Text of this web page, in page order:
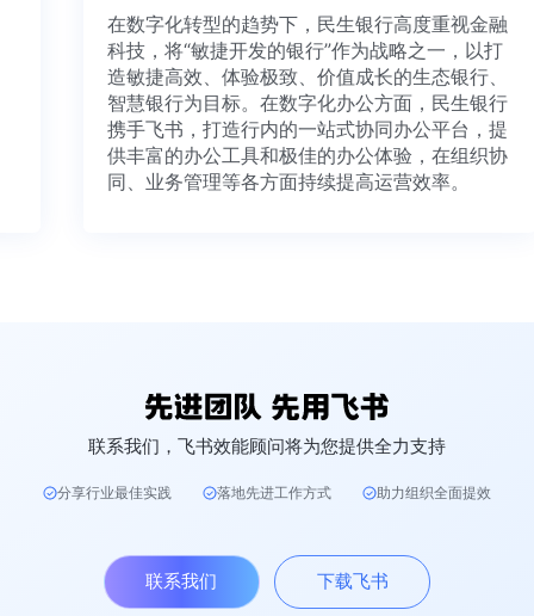
在数字化转型的趋势下，民生银行高度重视金融
科技，将“敏捷开发的银行”作为战略之一，以打
造敏捷高效、体验极致、价值成长的生态银行、
智慧银行为目标。在数字化办公方面，民生银行
携手飞书，打造行内的一站式协同办公平台，提
供丰富的办公工具和极佳的办公体验，在组织协
同、业务管理等各方面持续提高运营效率。
联系我们，飞书效能顾问将为您提供全力支持
分享行业最佳实践 落地先进工作方式 助力组织全面提效
联系我们 下载飞书